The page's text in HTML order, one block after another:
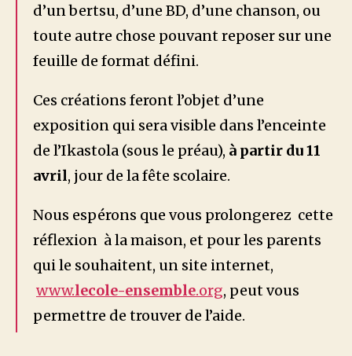
d’un bertsu, d’une BD, d’une chanson, ou
toute autre chose pouvant reposer sur une
feuille de format défini.
Ces créations feront l’objet d’une
exposition qui sera visible dans l’enceinte
de l’Ikastola (sous le préau), à partir du 11
avril, jour de la fête scolaire.
Nous espérons que vous prolongerez cette
réflexion à la maison, et pour les parents
qui le souhaitent, un site internet,
www.lecole-ensemble.org, peut vous
permettre de trouver de l’aide.